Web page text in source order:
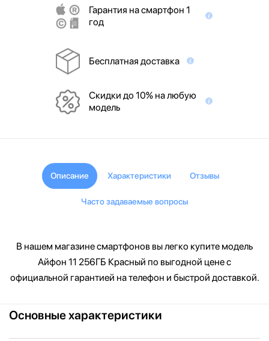
Гарантия на смартфон 1
год
Бесплатная доставка
Скидки до 10% на любую
модель
Описание Характеристики Отзывы
Часто задаваемые вопросы
В нашем магазине смартфонов вы легко купите модель
Айфон 11 256ГБ Красный по выгодной цене с
официальной гарантией на телефон и быстрой доставкой.
Основные характеристики